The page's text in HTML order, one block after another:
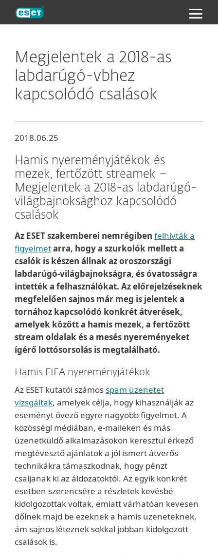
Megjelentek a 2018-as
labdarúgó-vbhez
kapcsolódó csalások
2018.06.25
Hamis nyereményjátékok és
mezek, fertőzött streamek –
Megjelentek a 2018-as labdarúgó-
világbajnoksághoz kapcsolódó
csalások
Az ESET szakemberei nemrégiben felhívták a
figyelmetarra, hogy a szurkolók mellett a
csalók is készen állnak az oroszországi
labdarúgó-világbajnokságra, és óvatosságra
intették a felhasználókat. Az előrejelzéseknek
megfelelően sajnos már meg is jelentek a
tornához kapcsolódó konkrét átverések,
amelyek között a hamis mezek, a fertőzött
stream oldalak és a mesés nyereményeket
ígérő lottósorsolás is megtalálható.
Hamis FIFA nyereményjátékok
Az ESET kutatói számosspam üzenetet
vizsgáltak, amelyek célja, hogy kihasználják az
eseményt övező egyre nagyobb figyelmet. A
közösségi médiában, e-maileken és más
üzenetküldő alkalmazásokon keresztül érkező
megtévesztő ajánlatok a jól ismert átverős
technikákra támaszkodnak, hogy pénzt
csaljanak ki az áldozatoktól. Az egyik konkrét
esetben szerencsére a részletek kevésbé
kidolgozottak voltak, emiatt várhatóan kevesen
dőlnek majd be ezeknek a hamis üzeneteknek,
ám sajnos léteznek sokkal jobban kidolgozott
csalások is.
ESET